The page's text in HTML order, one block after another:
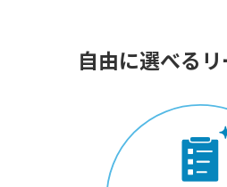
自由に選べる